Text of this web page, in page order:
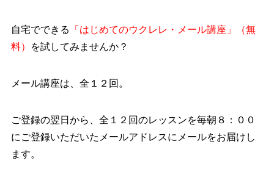
自宅でできる
「はじめてのウクレレ・メール講座」（無
料）
を試してみませんか？
メール講座は、全１２回。
ご登録の翌日から、全１２回のレッスンを毎朝８：００
にご登録いただいたメールアドレスにメールをお届けし
ます。